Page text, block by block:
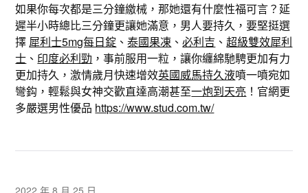
如果你每次都是三分鐘繳械，那她還有什麼性福可言？延
遲半小時總比三分鐘更讓她滿意，男人要持久，要堅挺選
擇 犀利士5mg每日錠 、泰國果凍 、必利吉 、超級雙效犀利
士 、 印度必利勁 ，事前服用一粒，讓你纏綿馳騁更加有力
更加持久，激情歲月快速增效英國威馬持久液噴一噴宛如
彎鈎，輕鬆與女神交歡直達高潮甚至一炮到天亮 ！官網更
多嚴選男性優品 https://www.stud.com.tw/
2022 年 8 月 25 日